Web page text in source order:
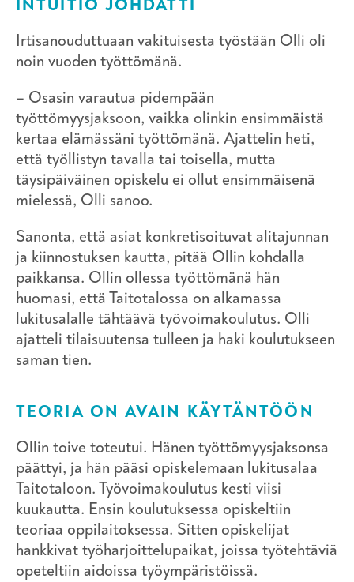
INTUITIO JOHDATTI
Irtisanouduttuaan vakituisesta työstään Olli oli
noin vuoden työttömänä.
– Osasin varautua pidempään
työttömyysjaksoon, vaikka olinkin ensimmäistä
kertaa elämässäni työttömänä. Ajattelin heti,
että työllistyn tavalla tai toisella, mutta
täysipäiväinen opiskelu ei ollut ensimmäisenä
mielessä, Olli sanoo.
Sanonta, että asiat konkretisoituvat alitajunnan
ja kiinnostuksen kautta, pitää Ollin kohdalla
paikkansa. Ollin ollessa työttömänä hän
huomasi, että Taitotalossa on alkamassa
lukitusalalle tähtäävä työvoimakoulutus. Olli
ajatteli tilaisuutensa tulleen ja haki koulutukseen
saman tien.
TEORIA ON AVAIN KÄYTÄNTÖÖN
Ollin toive toteutui. Hänen työttömyysjaksonsa
päättyi, ja hän pääsi opiskelemaan lukitusalaa
Taitotaloon. Työvoimakoulutus kesti viisi
kuukautta. Ensin koulutuksessa opiskeltiin
teoriaa oppilaitoksessa. Sitten opiskelijat
hankkivat työharjoittelupaikat, joissa työtehtäviä
opeteltiin aidoissa työympäristöissä.